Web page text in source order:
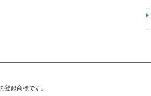
登録商標です。